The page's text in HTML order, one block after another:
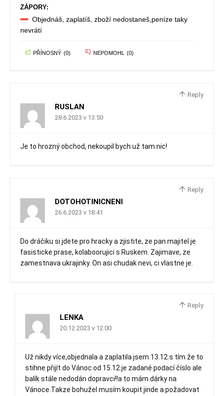
ZÁPORY:
Objednáš, zaplatíš, zboží nedostaneš,peníze taky
nevrátí
PŘÍNOSNÝ (0) NEPOMOHL (0)
Reply
RUSLAN
28.6.2023 v 13:50
Je to hrozný obchod, nekoupil bych už tam nic!
Reply
DOTOHOTINICNENI
26.6.2023 v 18:41
Do dráčiku si jdete pro hracky a zjistite, ze pan majitel je
fasisticke prase, kolaboorujici s Ruskem. Zajimave, ze
zamestnava ukrajinky. On asi chudak nevi, ci vlastne je.
Reply
LENKA
20.12.2023 v 12:00
Už nikdy více,objednala a zaplatila jsem 13.12.s tím že to
stihne přijít do Vánoc.od 15.12.je zadané podací číslo ale
balík stále nedodán dopravci!!a to mám dárky na
Vánoce.Takze bohužel musím koupit jinde a požadovat